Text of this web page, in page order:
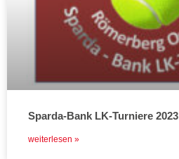
Sparda-Bank LK-Turniere 2023
weiterlesen »